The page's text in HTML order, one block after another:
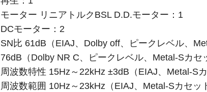
モーター リニアトルクBSL D.D.モーター：1
DCモーター：2
SN比 61dB（EIAJ、Dolby off、ピークレベル、
76dB（Dolby NR C、ピークレベル、Metal-Sカセ
周波数特性 15Hz～22kHz ±3dB（EIAJ、Metal-Sカ
周波数範囲 10Hz～23kHz（EIAJ、Metal-Sカセッ